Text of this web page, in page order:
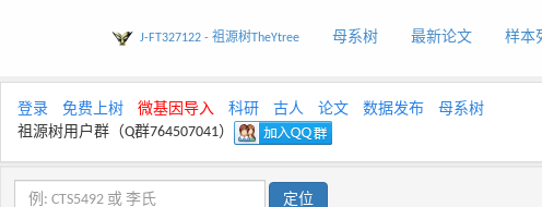
J-FT327122 - 祖源树TheYtree 母系树 最新论文 样本
登录 免费上树 微基因导入 科研 古人 论文 数据发布
母系树
祖源树用户群（Q群764507041）